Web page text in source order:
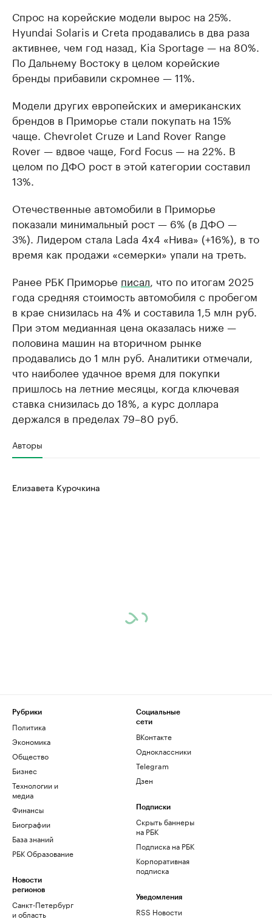
Спрос на корейские модели вырос на 25%.
Hyundai Solaris и Creta продавались в два раза
активнее, чем год назад, Kia Sportage — на 80%.
По Дальнему Востоку в целом корейские
бренды прибавили скромнее — 11%.
Модели других европейских и американских
брендов в Приморье стали покупать на 15%
чаще. Chevrolet Cruze и Land Rover Range
Rover — вдвое чаще, Ford Focus — на 22%. В
целом по ДФО рост в этой категории составил
13%.
Отечественные автомобили в Приморье
показали минимальный рост — 6% (в ДФО —
3%). Лидером стала Lada 4x4 «Нива» (+16%), в то
время как продажи «семерки» упали на треть.
Ранее РБК Приморье писал , что по итогам 2025
года средняя стоимость автомобиля с пробегом
в крае снизилась на 4% и составила 1,5 млн руб.
При этом медианная цена оказалась ниже —
половина машин на вторичном рынке
продавались до 1 млн руб. Аналитики отмечали,
что наиболее удачное время для покупки
пришлось на летние месяцы, когда ключевая
ставка снизилась до 18%, а курс доллара
держался в пределах 79–80 руб.
Авторы
Елизавета Курочкина
Рубрики
Политика
Экономика
Общество
Бизнес
Технологии и
медиа
Финансы
Биографии
База знаний
РБК Образование
Новости
регионов
Санкт-Петербург
и область
Социальные
сети
ВКонтакте
Одноклассники
Telegram
Дзен
Подписки
Скрыть баннеры
на РБК
Подписка на РБК
Корпоративная
подписка
Уведомления
RSS Новости